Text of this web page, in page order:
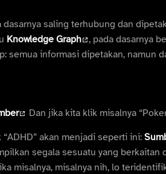
saling terhubung dan
Knowledge Graph
, pada dasarnya
semua informasi dipetakan, namun
Dan jika kita klik misalnya
akan menjadi seperti ini:
segala sesuatu yang berkaitan
misalnya, misalnya nih, lo